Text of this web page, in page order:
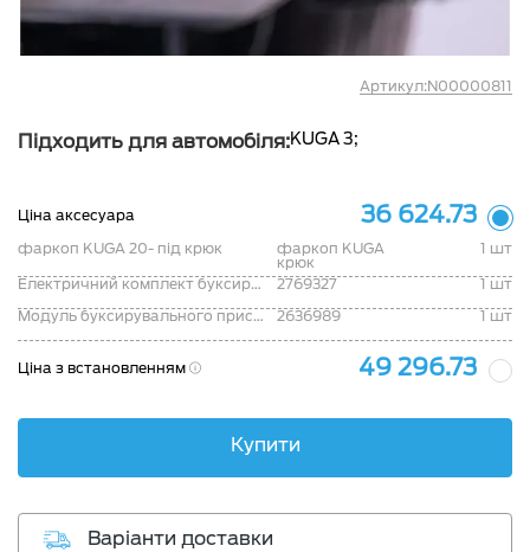
Артикул:N00000811
Підходить для автомобіля:KUGA 3;
Ціна аксесуара 36 624.73
фаркоп KUGA 20- під крюк
фаркоп KUGA
крюк
1 шт
Електричний комплект буксирувальної балки "Kuga 2020-"
2769327
1 шт
Модуль буксирувального пристрою "Kuga 2020-"
2636989 1 шт
Ціна з встановленням 49 296.73
Купити
Варіанти доставки